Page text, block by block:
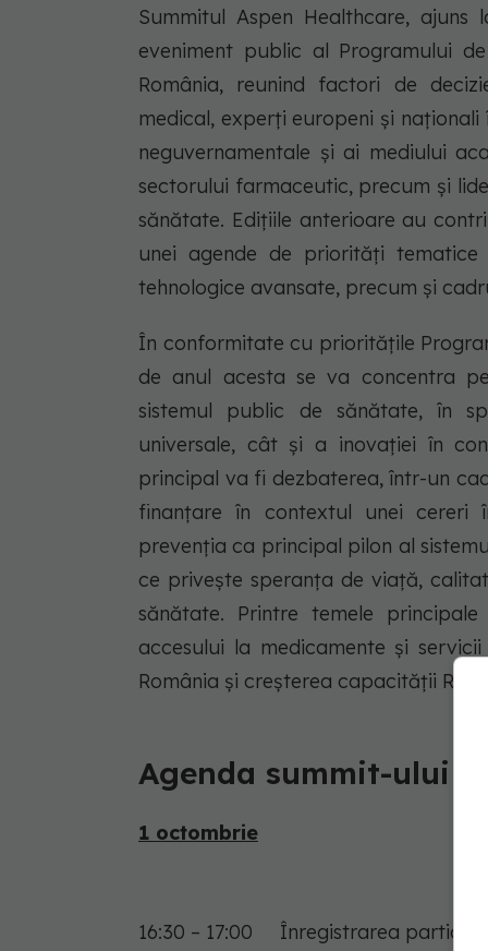
Summitul Aspen Healthcare,
eveniment public al Programului
România, reunind factori de
medical, experți europeni și
neguvernamentale și ai mediului
sectorului farmaceutic, precum și
sănătate. Edițiile anterioare au
unei agende de priorități
tehnologice avansate, precum și
În conformitate cu prioritățile
de anul acesta se va concentra
sistemul public de sănătate, în
universale, cât și a inovației în
principal va fi dezbaterea, într-un
finanțare în contextul unei cereri
prevenția ca principal pilon al
ce privește speranța de viață,
sănătate. Printre temele
accesului la medicamente și
România și creșterea capacității
Agenda summit-ului
1 octombrie
16:30 – 17:00 Înregistrarea